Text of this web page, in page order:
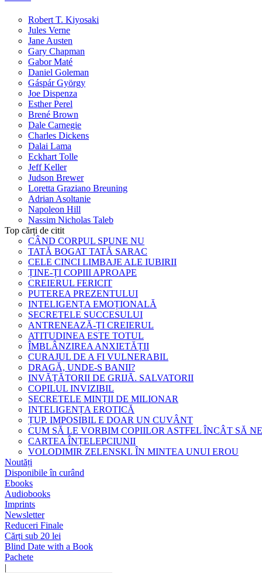
Robert T. Kiyosaki
Jules Verne
Jane Austen
Gary Chapman
Gabor Maté
Daniel Goleman
Gáspár György
Joe Dispenza
Esther Perel
Brené Brown
Dale Carnegie
Charles Dickens
Dalai Lama
Eckhart Tolle
Jeff Keller
Judson Brewer
Loretta Graziano Breuning
Adrian Asoltanie
Napoleon Hill
Nassim Nicholas Taleb
Top cărți de citit
CÂND CORPUL SPUNE NU
TATĂ BOGAT TATĂ SARAC
CELE CINCI LIMBAJE ALE IUBIRII
ȚINE-ȚI COPIII APROAPE
CREIERUL FERICIT
PUTEREA PREZENTULUI
INTELIGENȚA EMOȚIONALĂ
SECRETELE SUCCESULUI
ANTRENEAZĂ-ȚI CREIERUL
ATITUDINEA ESTE TOTUL
ÎMBLÂNZIREA ANXIETĂȚII
CURAJUL DE A FI VULNERABIL
DRAGĂ, UNDE-S BANII?
INVĂȚĂTORII DE GRIJĂ. SALVATORII
COPILUL INVIZIBIL
SECRETELE MINȚII DE MILIONAR
INTELIGENȚA EROTICĂ
ȚUP. IMPOSIBIL E DOAR UN CUVÂNT
CUM SĂ LE VORBIM COPIILOR ASTFEL ÎNCÂT SĂ
CARTEA ÎNȚELEPCIUNII
VOLODIMIR ZELENSKI. ÎN MINTEA UNUI EROU
Noutăți
Disponibile în curând
Ebooks
Audiobooks
Imprints
Newsletter
Reduceri Finale
Cărți sub 20 lei
Blind Date with a Book
Pachete
|